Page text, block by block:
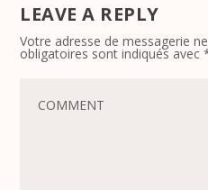
LEAVE A REPLY
Votre adresse de messagerie
obligatoires sont indiqués avec